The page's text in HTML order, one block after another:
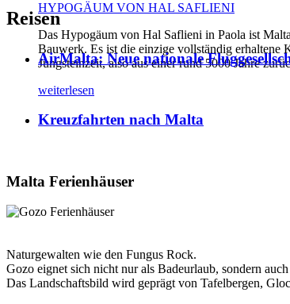
HYPOGÄUM VON HAL SAFLIENI
Das Hypogäum von Hal Saflieni in Paola ist
Bauwerk. Es ist die einzige vollständig erhaltene
Jungsteinzeit, also aus einer rund 5000 Jahre
weiterlesen
Reisen
AirMalta: Neue nationale
Kreuzfahrten nach Malta
Malta Ferienhäuser
Naturgewalten wie den Fungus Rock.
Gozo eignet sich nicht nur als Badeurlaub, sondern
Das Landschaftsbild wird geprägt von Tafelbergen,